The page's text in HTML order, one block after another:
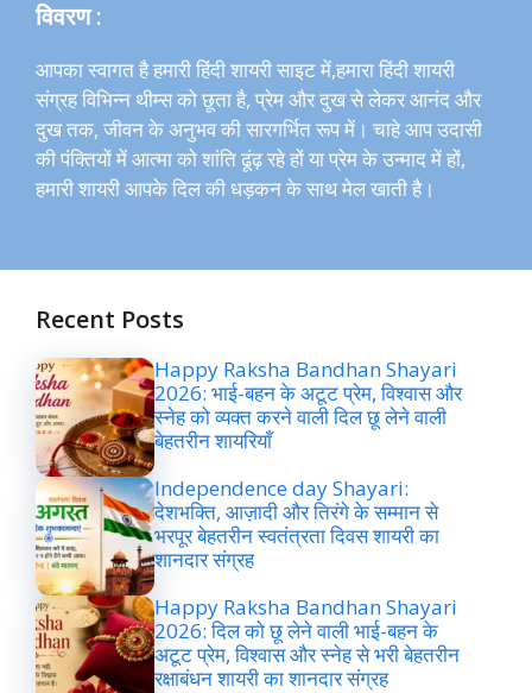
विवरण :
आपका स्वागत है हमारी हिंदी शायरी साइट में,हमारा हिंदी शायरी
संग्रह विभिन्न थीम्स को छूता है, प्रेम और दुख से लेकर आनंद और
दुख तक, जीवन के अनुभव की सारगर्भित रूप में। चाहे आप उदासी
की पंक्तियों में आत्मा को शांति ढूंढ़ रहे हों या प्रेम के उन्माद में हों,
हमारी शायरी आपके दिल की धड़कन के साथ मेल खाती है।
Recent Posts
Happy Raksha Bandhan Shayari
2026: भाई-बहन के अटूट प्रेम, विश्वास और
स्नेह को व्यक्त करने वाली दिल छू लेने वाली
बेहतरीन शायरियाँ
Independence day Shayari:
देशभक्ति, आज़ादी और तिरंगे के सम्मान से
भरपूर बेहतरीन स्वतंत्रता दिवस शायरी का
शानदार संग्रह
Happy Raksha Bandhan Shayari
2026: दिल को छू लेने वाली भाई-बहन के
अटूट प्रेम, विश्वास और स्नेह से भरी बेहतरीन
रक्षाबंधन शायरी का शानदार संग्रह